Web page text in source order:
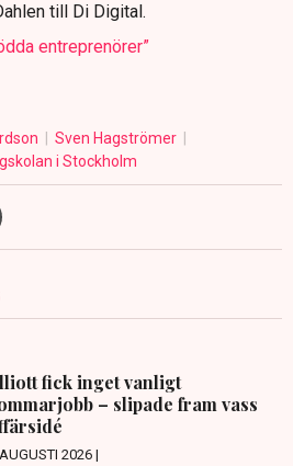
till Di Digital.
entreprenörer”
Sven Hagströmer
i Stockholm
fick inget vanligt
– slipade fram vass
2026 |